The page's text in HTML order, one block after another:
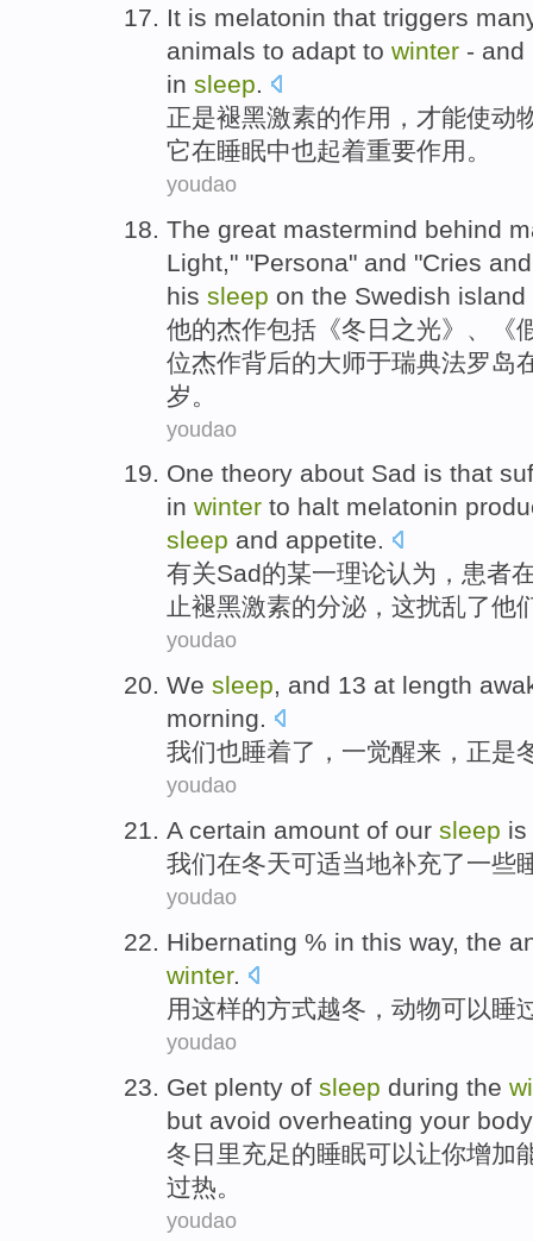
It is melatonin that triggers
animals to adapt to winter - and
in sleep.
正是褪黑激素的作用 ， 才能使动
它在睡眠中也起着重要作用。
youdao
The great mastermind behind
Light ," "Persona" and "Cries and
his sleep on the Swedish island
他的杰作包括《冬日 之光》、《
位杰作背后的大师于瑞典法罗岛
岁 。
youdao
One theory about Sad is that
in winter to halt melatonin
sleep and appetite.
有关Sad的某一理论认为， 患者
止褪黑激素的分泌， 这扰乱了他
youdao
We sleep, and 13 at length
morning.
我们也睡着了， 一觉醒来，正是
youdao
A certain amount of our sleep
我们在冬天可适当地补充了一些
youdao
Hibernating % in this way, the
winter.
用这样的方式越冬， 动物可以睡
youdao
Get plenty of sleep during the
but avoid overheating your body
冬日里充足的睡眠可以让你增加
过热 。
youdao